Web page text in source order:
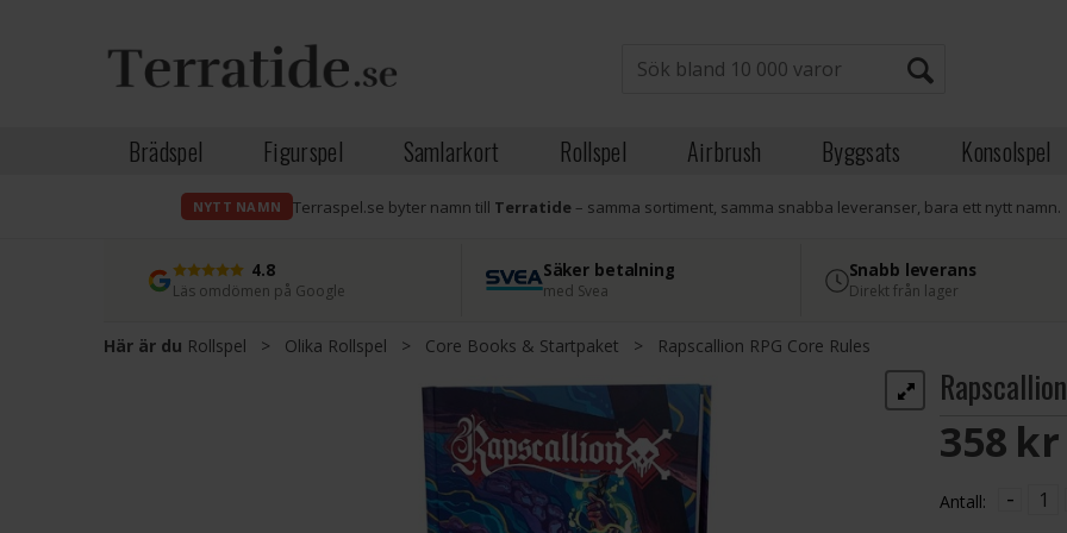
Brädspel Figurspel Samlarkort Rollspel Airbrush Byggsats Konsolspel
NYTT NAMN Terraspel.se byter namn till Terratide– samma sortiment, samma snabba leveranser, bara ett nytt namn.
4.8
Läs omdömen på Google
Säker betalning
med Svea
Snabb leverans
Direkt från lager
Här är du Rollspel > Olika Rollspel > Core Books & Startpaket > Rapscallion RPG Core Rules
358 SEK
Antall: -